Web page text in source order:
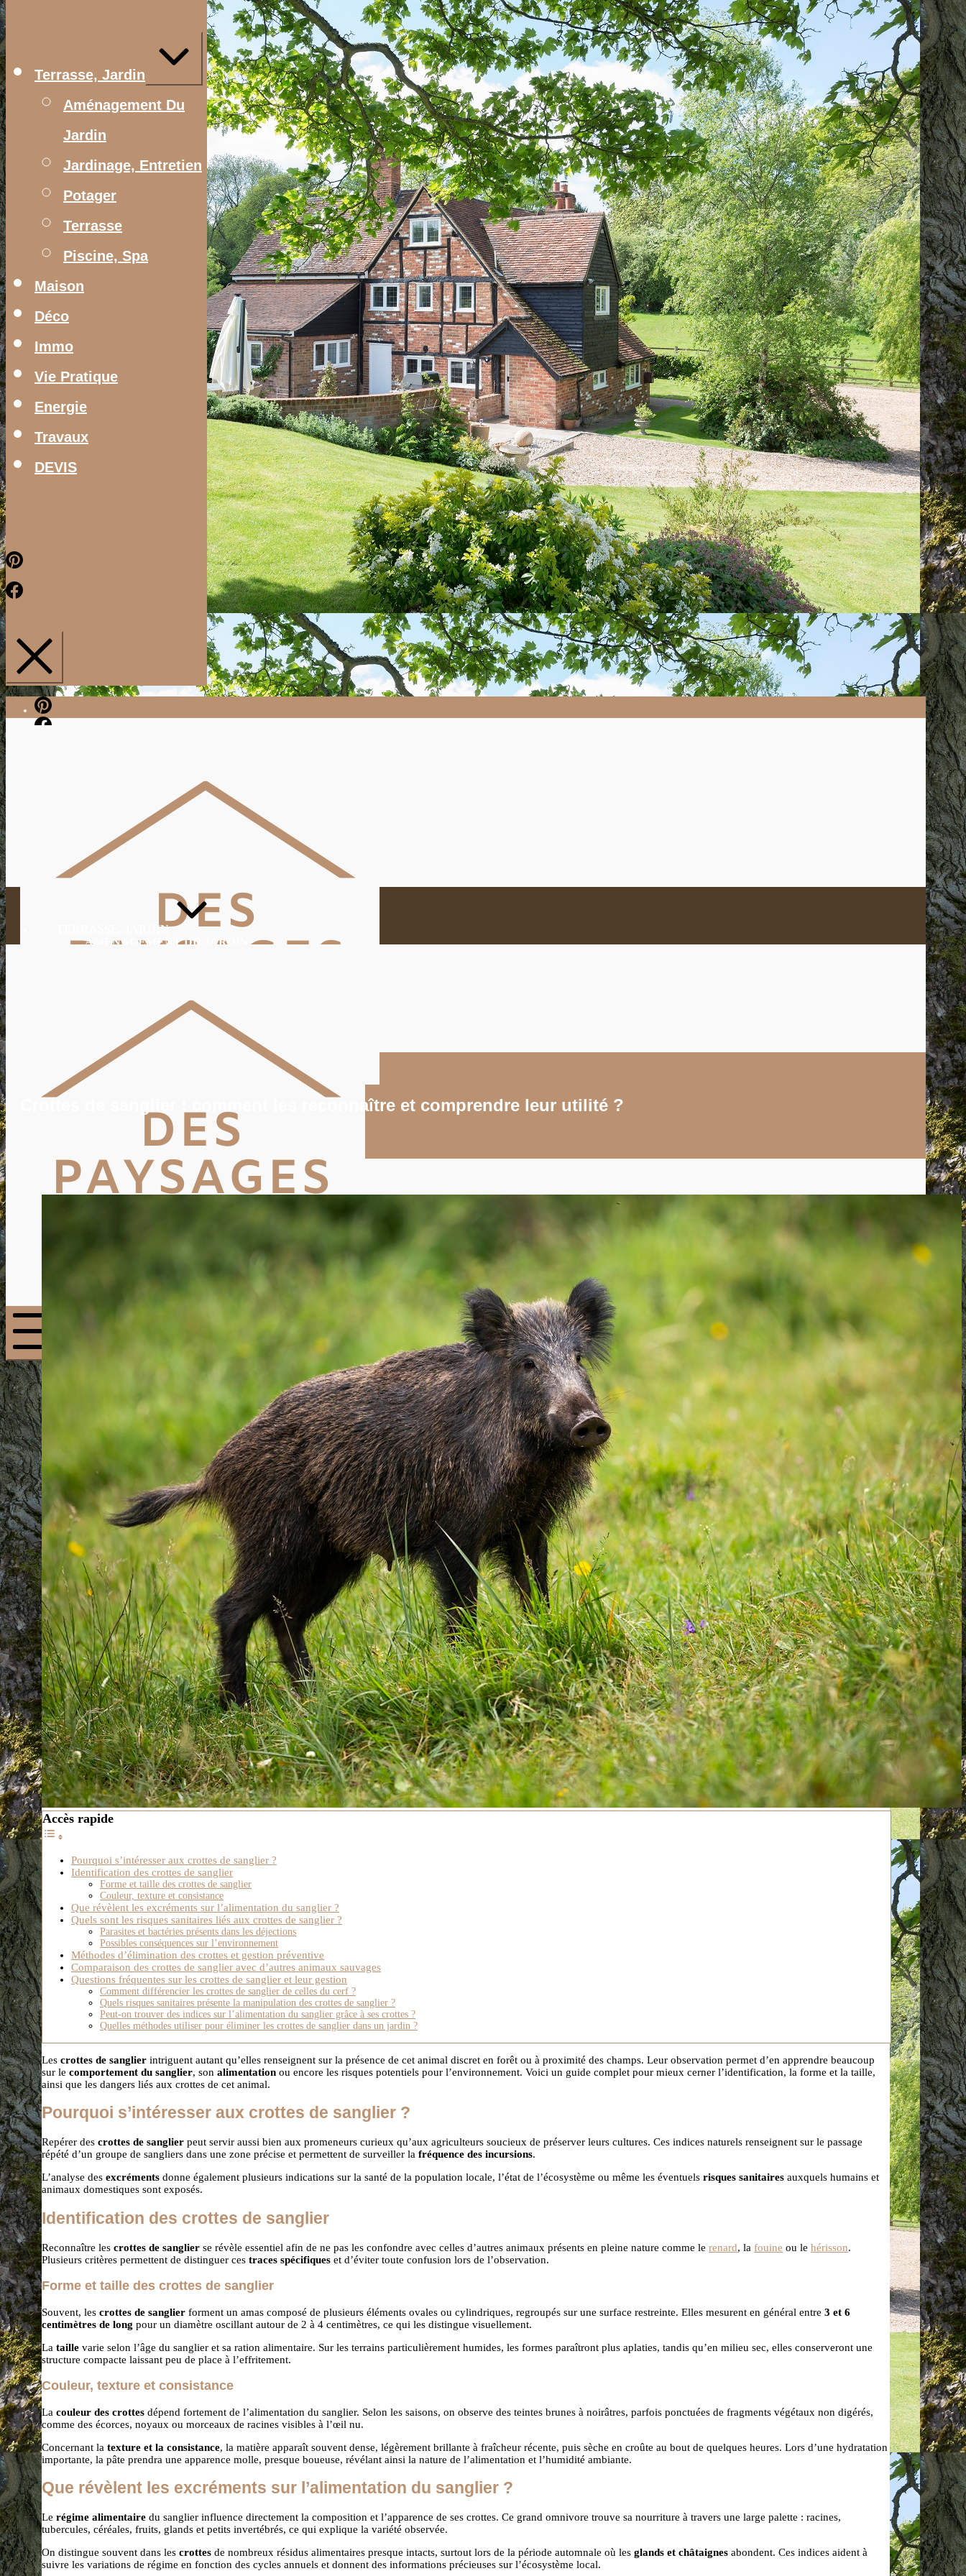
au
contenu
Terrasse, Jardin
Agrandir/réduire
Aménagement Du
Jardin
Jardinage, Entretien
Potager
Terrasse
Piscine, Spa
Maison
Déco
Immo
Vie Pratique
Energie
Travaux
DEVIS
Pinterest
Facebook
Pinterest
Facebook
TERRASSE, JARDIN
AMÉNAGEMENT DU JARDIN
VIE PRATIQUE
ENERGIE
TRAVAUX
DEVIS
Rechercher
Rechercher :
Menu
mobile
Crottes de sanglier : comment les reconnaître et comprendre leur utilité ?
Accès rapide
Pourquoi s’intéresser aux crottes de sanglier ?
Identification des crottes de sanglier
Forme et taille des crottes de sanglier
Couleur, texture et consistance
Que révèlent les excréments sur l’alimentation du sanglier ?
Quels sont les risques sanitaires liés aux crottes de sanglier ?
Parasites et bactéries présents dans les déjections
Possibles conséquences sur l’environnement
Méthodes d’élimination des crottes et gestion préventive
Comparaison des crottes de sanglier avec d’autres animaux sauvages
Questions fréquentes sur les crottes de sanglier et leur gestion
Comment différencier les crottes de sanglier de celles du cerf ?
Quels risques sanitaires présente la manipulation des crottes de sanglier ?
Peut-on trouver des indices sur l’alimentation du sanglier grâce à ses crottes ?
Quelles méthodes utiliser pour éliminer les crottes de sanglier dans un jardin ?
Les crottes de sanglier intriguent autant qu’elles renseignent sur la présence de cet animal discret en forêt ou à proximité des champs. Leur observation permet d’en apprendre beaucoup
sur le comportement du sanglier, son alimentation ou encore les risques potentiels pour l’environnement. Voici un guide complet pour mieux cerner l’identification, la forme et la taille,
ainsi que les dangers liés aux crottes de cet animal.
Pourquoi s’intéresser aux crottes de sanglier ?
Repérer des crottes de sanglier peut servir aussi bien aux promeneurs curieux qu’aux agriculteurs soucieux de préserver leurs cultures. Ces indices naturels renseignent sur le passage
répété d’un groupe de sangliers dans une zone précise et permettent de surveiller la fréquence des incursions.
L’analyse des excréments donne également plusieurs indications sur la santé de la population locale, l’état de l’écosystème ou même les éventuels risques sanitaires auxquels humains et
animaux domestiques sont exposés.
Identification des crottes de sanglier
Reconnaître les crottes de sanglier se révèle essentiel afin de ne pas les confondre avec celles d’autres animaux présents en pleine nature comme le renard, la fouine ou le hérisson.
Plusieurs critères permettent de distinguer ces traces spécifiques et d’éviter toute confusion lors de l’observation.
Forme et taille des crottes de sanglier
Souvent, les crottes de sanglier forment un amas composé de plusieurs éléments ovales ou cylindriques, regroupés sur une surface restreinte. Elles mesurent en général entre 3 et 6
centimètres de long pour un diamètre oscillant autour de 2 à 4 centimètres, ce qui les distingue visuellement.
La taille varie selon l’âge du sanglier et sa ration alimentaire. Sur les terrains particulièrement humides, les formes paraîtront plus aplaties, tandis qu’en milieu sec, elles conserveront une
structure compacte laissant peu de place à l’effritement.
Couleur, texture et consistance
La couleur des crottes dépend fortement de l’alimentation du sanglier. Selon les saisons, on observe des teintes brunes à noirâtres, parfois ponctuées de fragments végétaux non digérés,
comme des écorces, noyaux ou morceaux de racines visibles à l’œil nu.
Concernant la texture et la consistance, la matière apparaît souvent dense, légèrement brillante à fraîcheur récente, puis sèche en croûte au bout de quelques heures. Lors d’une hydratation
importante, la pâte prendra une apparence molle, presque boueuse, révélant ainsi la nature de l’alimentation et l’humidité ambiante.
Que révèlent les excréments sur l’alimentation du sanglier ?
Le régime alimentaire du sanglier influence directement la composition et l’apparence de ses crottes. Ce grand omnivore trouve sa nourriture à travers une large palette : racines,
tubercules, céréales, fruits, glands et petits invertébrés, ce qui explique la variété observée.
On distingue souvent dans les crottes de nombreux résidus alimentaires presque intacts, surtout lors de la période automnale où les glands et châtaignes abondent. Ces indices aident à
suivre les variations de régime en fonction des cycles annuels et donnent des informations précieuses sur l’écosystème local.